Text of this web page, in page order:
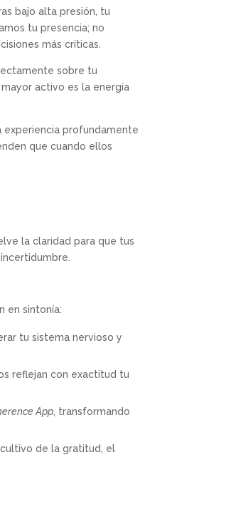
bajo alta presión, tu
tu presencia; no
más críticas.
sobre tu
activo es la energía
experiencia profundamente
que cuando ellos
la claridad para que tus
en sintonía:
tu sistema nervioso y
reflejan con exactitud tu
App , transformando
de la gratitud, el